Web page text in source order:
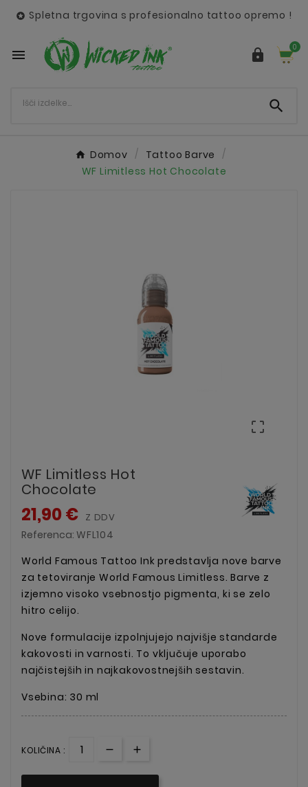
 Spletna trgovina s profesionalno tattoo opremo !
  0

Domov
Tattoo Barve
WF Limitless Hot Chocolate

WF Limitless Hot
Chocolate
21,90 € Z DDV
Referenca: WFL104
World Famous Tattoo Ink predstavlja nove barve
za tetoviranje World Famous Limitless. Barve z
izjemno visoko vsebnostjo pigmenta, ki se zelo
hitro celijo.
Nove formulacije izpolnjujejo najvišje standarde
kakovosti in varnosti. To vključuje uporabo
najčistejših in najkakovostnejših sestavin.
Vsebina: 30 ml
KOLIČINA :